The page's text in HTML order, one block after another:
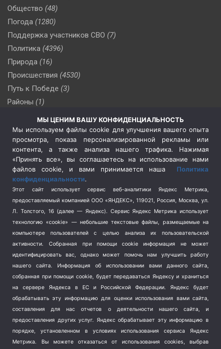
Общество (48)
Погода (1280)
Поддержка участников СВО (7)
Политика (4396)
Природа (16)
Происшествия (4530)
Путь к Победе (3)
Районы (1)
(510)
Сельское хозяйство (3)
Социальная политика
(3)
Спецоперация в Украине
Спецоперация на Украине
(404)
Спорт (740)
Терроризм (1)
Транспорт (262)
Туризм (178)
Флот (76)
Школа и спорт (2)
Экология (8)
Экономика (1172)
МЫ ЦЕНИМ ВАШУ КОНФИДЕНЦИАЛЬНОСТЬ
Мы используем файлы cookie для улучшения вашего опыта
просмотра, показа персонализированной рекламы или
контента, а также анализа нашего трафика. Нажимая
«Принять все», вы соглашаетесь на использование нами
файлов cookie, и вами принимается наша Политика
конфиденциальности.
Этот сайт использует сервис веб-аналитики Яндекс Метрика,
предоставляемый компанией ООО «ЯНДЕКС», 119021, Россия, Москва, ул.
Л. Толстого, 16 (далее — Яндекс). Сервис Яндекс Метрика использует
технологию «cookie» — небольшие текстовые файлы, размещаемые на
компьютере пользователей с целью анализа их пользовательской
активности.
Собранная при помощи cookie информация не может
идентифицировать вас, однако может помочь нам улучшить работу
нашего сайта. Информация об использовании вами данного сайта,
собранная при помощи cookie, будет передаваться Яндексу и храниться
на сервере Яндекса в ЕС и Российской Федерации. Яндекс будет
обрабатывать эту информацию для оценки использования вами сайта,
составления для нас отчетов о деятельности нашего сайта, и
предоставления других услуг. Яндекс обрабатывает эту информацию в
порядке, установленном в условиях использования сервиса Яндекс
Метрика.
Вы можете отказаться от использования cookies, выбрав